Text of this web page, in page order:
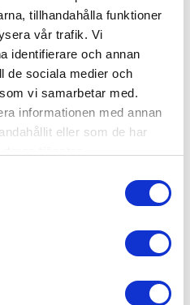
tillhandahålla funktioner
vår trafik. Vi
identifierare och annan
de sociala medier och
vi samarbetar med.
informationen med annan
eller som de har
Powder Pink